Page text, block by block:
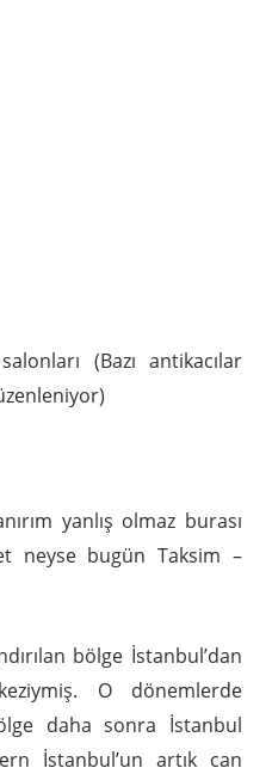
(Bazı antikacılar
yanlış olmaz burası
neyse bugün Taksim –
bölge İstanbul’dan
O dönemlerde
daha sonra İstanbul
İstanbul’un artık can